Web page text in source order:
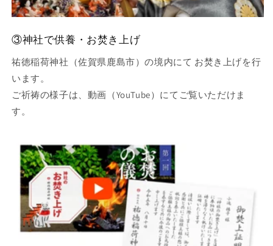
③神社で供養・お焚き上げ
祐徳稲荷神社（佐賀県鹿島市）の境内にて お焚き上げを行
います。
ご祈祷の様子は、動画（YouTube）にてご覧いただけま
す。